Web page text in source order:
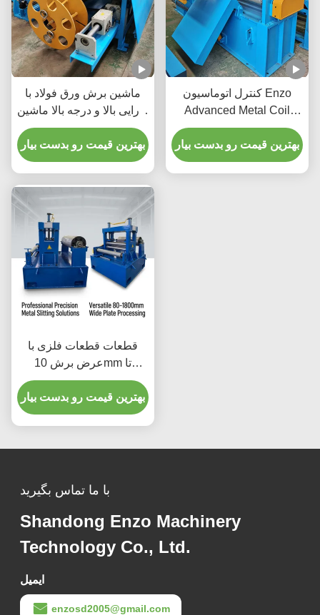
ماشین برش ورق فولاد با
کارایی بالا و درجه بالا ماشین
برش کویل اتوماتیک 100m /
min 380V / 50Hz
بهترین قیمت رو بدست بیار
کنترل اتوماسیون Enzo
Advanced Metal Coil
Slitter / کنترل تنش 0-
120m/Min
بهترین قیمت رو بدست بیار
قطعات قطعات فلزی با
عرض برش 10mm تا
1500mm و عرض ضخامت
صفحه 0.1 تا 4mm برای
تجهیزات قطعات قطعات
بهترین قیمت رو بدست بیار
با ما تماس بگیرید
Shandong Enzo Machinery
Technology Co., Ltd.
ایمیل
enzosd2005@gmail.com